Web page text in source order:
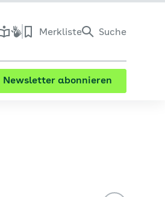
Merkliste Suche
Newsletter abonnieren